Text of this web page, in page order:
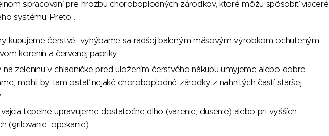
spracovaní pre hrozbu choroboplodných zárodkov, ktoré môžu spôsobiť viaceré
systému. Preto...
kupujeme čerstvé, vyhýbame sa radšej baleným mäsovým výrobkom ochuteným
korenín a červenej papriky
na zeleninu v chladničke pred uložením čerstvého nákupu umyjeme alebo dobre
mohli by tam ostať nejaké choroboplodné zárodky z nahnitých častí staršej
tepelne upravujeme dostatočne dlho (varenie, dusenie) alebo pri vyšších
(grilovanie, opekanie)